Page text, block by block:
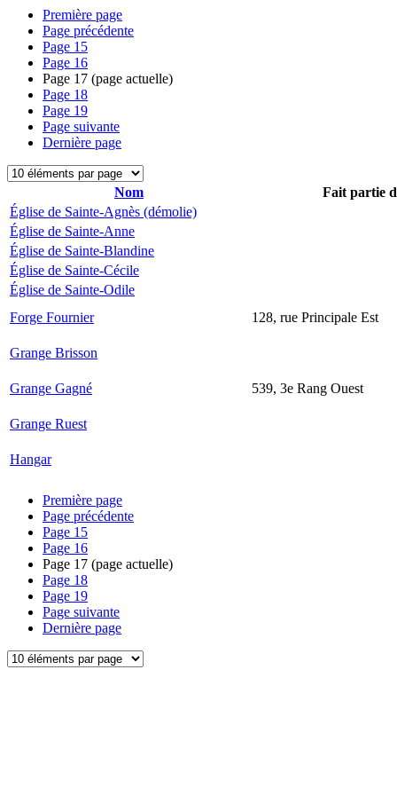
Première page
Page précédente
Page 15
Page 16
Page 17 (page actuelle)
Page 18
Page 19
Page suivante
Dernière page
Nom
Fait partie
Église de Sainte-Agnès (démolie)
Église de Sainte-Anne
Église de Sainte-Blandine
Église de Sainte-Cécile
Église de Sainte-Odile
Forge Fournier
128, rue Principale Est
Grange Brisson
Grange Gagné 539, 3e Rang Ouest
Grange Ruest
Hangar
Première page
Page précédente
Page 15
Page 16
Page 17 (page actuelle)
Page 18
Page 19
Page suivante
Dernière page